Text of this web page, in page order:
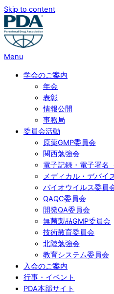
Skip to content
Menu
学会のご案内
年会
表彰
情報公開
事務局
委員会活動
原薬GMP委員会
関西勉強会
電子記録・電子署名
メディカル・デバイ
バイオウイルス委員
QAQC委員会
開発QA委員会
無菌製品GMP委員会
技術教育委員会
北陸勉強会
教育システム委員会
入会のご案内
行事・イベント
PDA本部サイト